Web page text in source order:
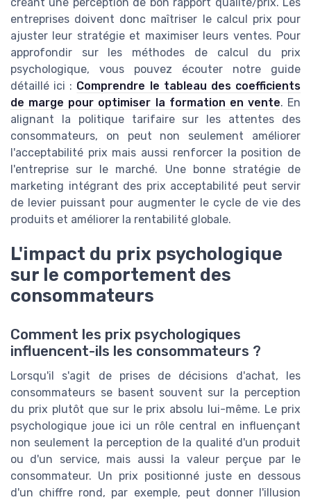
entreprises doivent donc maîtriser le calcul prix pour
ajuster leur stratégie et maximiser leurs ventes. Pour
approfondir sur les méthodes de calcul du prix
psychologique, vous pouvez écouter notre guide
détaillé ici : Comprendre le tableau des coefficients
de marge pour optimiser la formation en vente. En
alignant la politique tarifaire sur les attentes des
consommateurs, on peut non seulement améliorer
l'acceptabilité prix mais aussi renforcer la position de
l'entreprise sur le marché. Une bonne stratégie de
marketing intégrant des prix acceptabilité peut servir
de levier puissant pour augmenter le cycle de vie des
produits et améliorer la rentabilité globale.
L'impact du prix psychologique
sur le comportement des
consommateurs
Comment les prix psychologiques
influencent-ils les consommateurs ?
Lorsqu'il s'agit de prises de décisions d'achat, les
consommateurs se basent souvent sur la perception
du prix plutôt que sur le prix absolu lui-même. Le prix
psychologique joue ici un rôle central en influençant
non seulement la perception de la qualité d'un produit
ou d'un service, mais aussi la valeur perçue par le
consommateur. Un prix positionné juste en dessous
d'un chiffre rond, par exemple, peut donner l'illusion